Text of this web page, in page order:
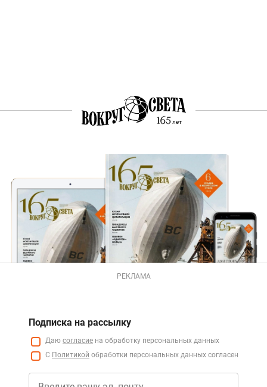
РЕКЛАМА
Подписка на рассылку
Даю согласие на обработку персональных данных
С Политикой обработки персональных данных согласен